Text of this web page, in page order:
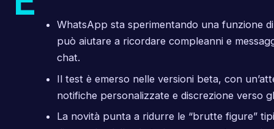
WhatsApp sta sperimentando una funzione
può aiutare a ricordare compleanni e
chat.
Il test è emerso nelle versioni beta, con
notifiche personalizzate e discrezione verso
La novità punta a ridurre le “brutte figure”